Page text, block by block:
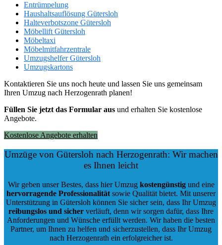
Entrümpelung
Haushaltsauflösung Gütersloh
Halteverbotszone Gütersloh
Möbellift Gütersloh
Möbeltaxi
Möbelmitfahrzentrale
Umzugshelfer Gütersloh
Umzugskartons
Kontaktieren Sie uns noch heute und lassen Sie uns gemeinsam
Ihren Umzug nach Herzogenrath planen!
Füllen Sie jetzt das Formular aus und erhalten Sie kostenlose
Angebote.
Kostenlose Angebote erhalten
Umzüge von Gütersloh nach Herzogenrath: Wir machen
es Ihnen leicht
Wir geben unser Bestes, dass hier Umzug kostengünstigund eine
hervorragende Professionalität sowie Qualität bietet. Mit unserer
Unterstützung in Gütersloh können Sie sicher sein, dass Ihr Umzug
reibungslos und sicher verläuft, denn wir sorgen dafür, dass Ihre
Anforderungen und Wünsche erfüllt werden. Wir haben die besten
Partner, um Ihnen zu helfen und sicherzustellen, dass Ihr Umzug
nach Herzogenrath ein erfolgreicher ist.